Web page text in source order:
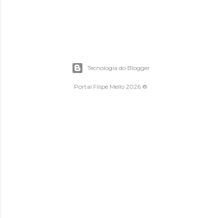
Tecnologia do Blogger
Portal Filipe Mello 2026 ®